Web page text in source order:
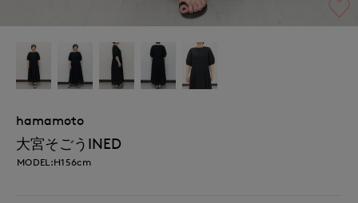
hamamoto
大宮そごうINED
MODEL:H156cm